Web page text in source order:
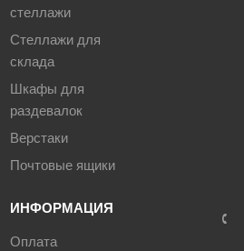
стеллажи
Стеллажи для
склада
Шкафы для
раздевалок
Верстаки
Почтовые ящики
ИНФОРМАЦИЯ
Оплата